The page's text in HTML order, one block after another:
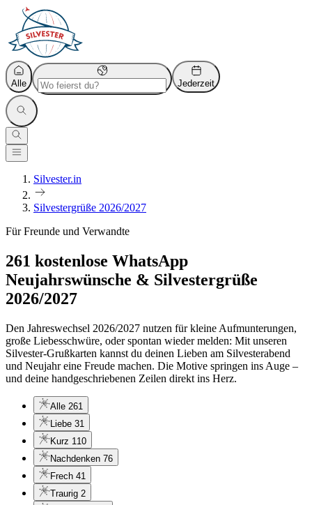
Alle Jederzeit
Silvester.in
Silvestergrüße 2026/2027
Für Freunde und Verwandte
261 kostenlose WhatsApp
Neujahrswünsche & Silvestergrüße
2026/2027
Den Jahreswechsel 2026/2027 nutzen für kleine Aufmunterungen,
große Liebesschwüre, oder spontan wieder melden: Mit unseren
Silvester-Grußkarten kannst du deinen Lieben am Silvesterabend
und Neujahr eine Freude machen. Die Motive springen ins Auge –
und deine handgeschriebenen Zeilen direkt ins Herz.
Alle 261
Liebe 31
Kurz 110
Nachdenken 76
Frech 41
Traurig 2